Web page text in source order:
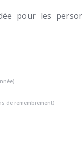
pour les
de remembrement)